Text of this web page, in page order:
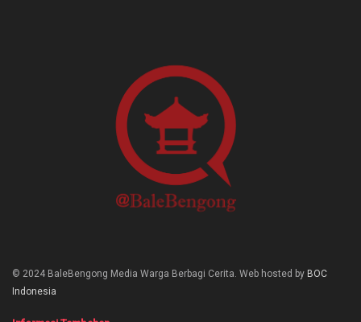
© 2024 BaleBengong Media Warga Berbagi Cerita. Web hosted by BOC
Indonesia